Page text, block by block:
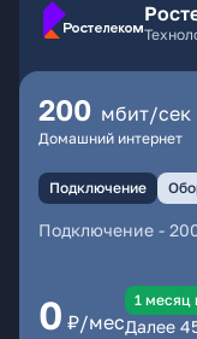
200 мбит/сек
Домашний интернет
Подключение
Подключение -
0 ₽/мес
1 месяц
Далее